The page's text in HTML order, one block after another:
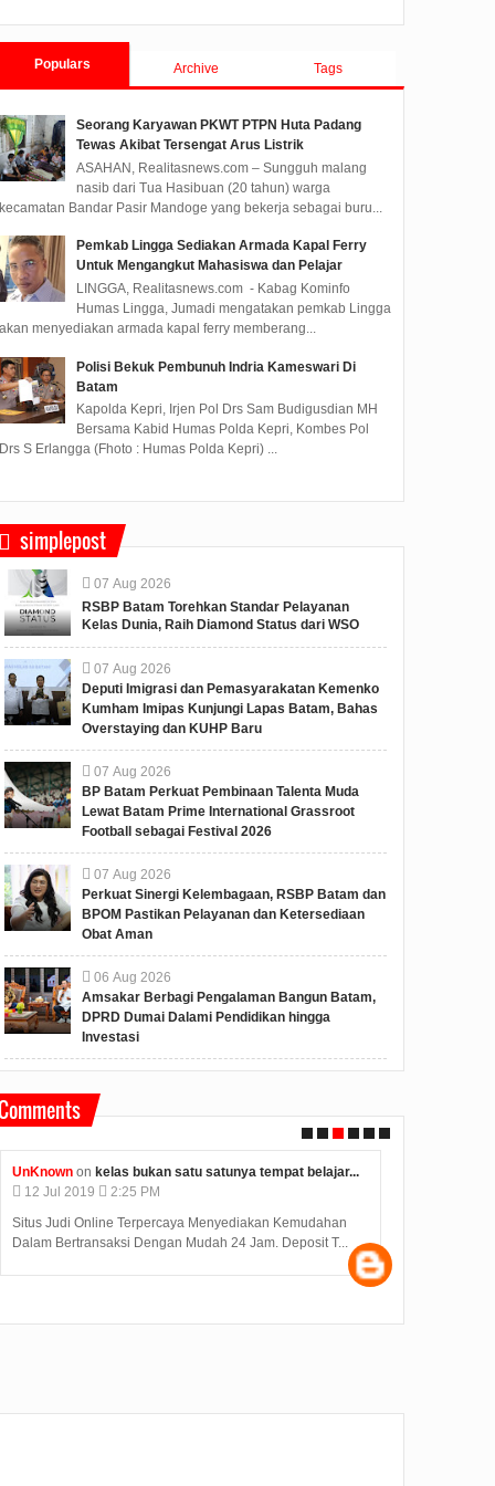
Populars Archive Tags
Seorang Karyawan PKWT PTPN Huta Padang
Tewas Akibat Tersengat Arus Listrik
ASAHAN, Realitasnews.com – Sungguh malang
nasib dari Tua Hasibuan (20 tahun) warga
kecamatan Bandar Pasir Mandoge yang bekerja sebagai buru...
Pemkab Lingga Sediakan Armada Kapal Ferry
Untuk Mengangkut Mahasiswa dan Pelajar
LINGGA, Realitasnews.com - Kabag Kominfo
Humas Lingga, Jumadi mengatakan pemkab Lingga
akan menyediakan armada kapal ferry memberang...
Polisi Bekuk Pembunuh Indria Kameswari Di
Batam
Kapolda Kepri, Irjen Pol Drs Sam Budigusdian MH
Bersama Kabid Humas Polda Kepri, Kombes Pol
Drs S Erlangga (Fhoto : Humas Polda Kepri) ...
simplepost
07 Aug 2026
RSBP Batam Torehkan Standar Pelayanan
Kelas Dunia, Raih Diamond Status dari WSO
07 Aug 2026
Deputi Imigrasi dan Pemasyarakatan Kemenko
Kumham Imipas Kunjungi Lapas Batam, Bahas
Overstaying dan KUHP Baru
07 Aug 2026
BP Batam Perkuat Pembinaan Talenta Muda
Lewat Batam Prime International Grassroot
Football sebagai Festival 2026
07 Aug 2026
Perkuat Sinergi Kelembagaan, RSBP Batam dan
BPOM Pastikan Pelayanan dan Ketersediaan
Obat Aman
06 Aug 2026
Amsakar Berbagi Pengalaman Bangun Batam,
DPRD Dumai Dalami Pendidikan hingga
Investasi
Unknownon konjen india di medan kunjungi bp batam...
12 Jul 2019
2:12 PM
Judi Deposit Ovo semakin booming di dunia judi online
dengan minimal deposit 10.000 Yuukkkk gabung j...